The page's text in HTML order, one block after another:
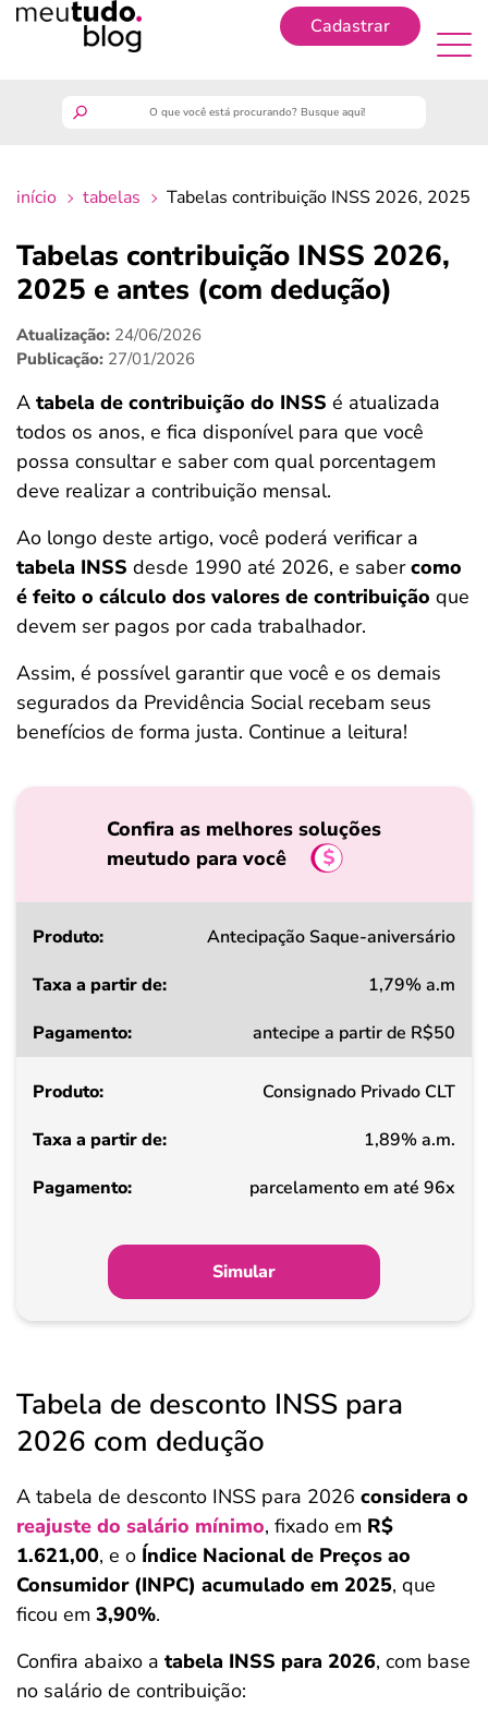
Cadastrar
finanças
benefícios
crédito fácil
últimas notícias
início tabelas Tabelas contribuição INSS 2026, 2025
Tabelas contribuição INSS 2026,
2025 e antes (com dedução)
Atualização: 24/06/2026
Publicação: 27/01/2026
A tabela de contribuição do INSS é atualizada
todos os anos, e fica disponível para que você
possa consultar e saber com qual porcentagem
deve realizar a contribuição mensal.
Ao longo deste artigo, você poderá verificar a
tabela INSS desde 1990 até 2026, e sabercomo
é feito o cálculo dos valores de contribuição que
devem ser pagos por cada trabalhador.
Assim, é possível garantir que você e os demais
segurados da Previdência Social recebam seus
benefícios de forma justa. Continue a leitura!
Confira as melhores soluções
meutudo para você
Produto
a
de
Pagamento
Antecipação Saque-aniversário
1,79% a.m
antecipe a partir de R$50
Consignado Privado CLT
1,89% a.m.
parcelamento em até 96x
Simular
Tabela de desconto INSS para
2026 com dedução
A tabela de desconto INSS para 2026 considera o
reajuste do salário mínimo, fixado em R$
1.621,00, e o Índice Nacional de Preços ao
Consumidor (INPC) acumulado em 2025, que
ficou em 3,90%.
Confira abaixo a tabela INSS para 2026, com base
no salário de contribuição: